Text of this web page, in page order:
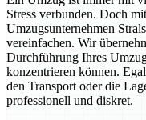
Stress verbunden. Doch
Umzugsunternehmen
vereinfachen. Wir
Durchführung Ihres
konzentrieren können.
den Transport oder die
professionell und diskret.